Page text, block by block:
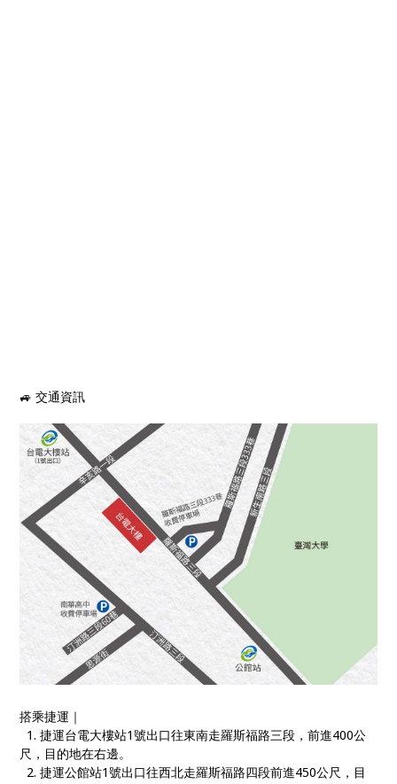
🚙 交通資訊
搭乘捷運｜
1. 捷運台電大樓站1號出口往東南走羅斯福路三段，前進400公
尺，目的地在右邊。
2. 捷運公館站1號出口往西北走羅斯福路四段前進450公尺，目